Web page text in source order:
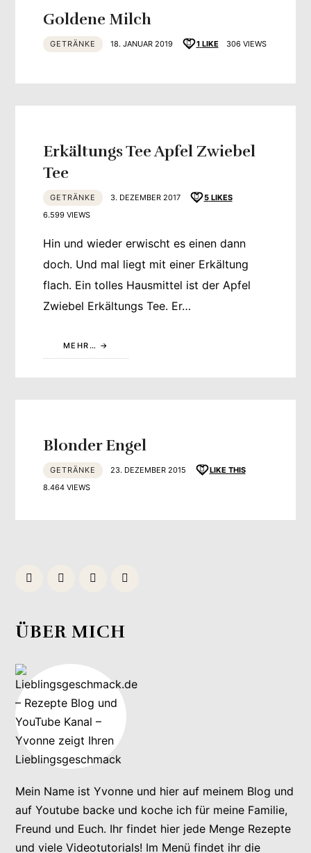
Goldene Milch
GETRÄNKE 18. JANUAR 2019 1 LIKE 306 VIEWS
Erkältungs Tee Apfel Zwiebel
Tee
GETRÄNKE 3. DEZEMBER 2017 5 LIKES
6.599 VIEWS
Hin und wieder erwischt es einen dann
doch. Und mal liegt mit einer Erkältung
flach. Ein tolles Hausmittel ist der Apfel
Zwiebel Erkältungs Tee. Er…
MEHR…
Blonder Engel
GETRÄNKE 23. DEZEMBER 2015
LIKE THIS
8.464 VIEWS
ÜBER MICH
Mein Name ist Yvonne und hier auf meinem Blog und
auf Youtube backe und koche ich für meine Familie,
Freund und Euch. Ihr findet hier jede Menge Rezepte
und viele Videotutorials! Im Menü findet ihr die